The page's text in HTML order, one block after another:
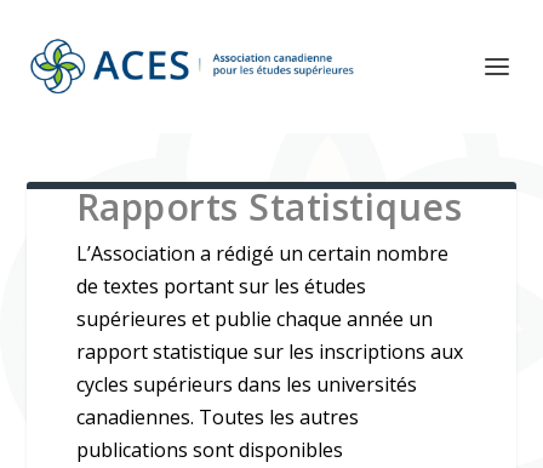
Rapports Statistiques
L’Association a rédigé un certain nombre
de textes portant sur les études
supérieures et publie chaque année un
rapport statistique sur les inscriptions aux
cycles supérieurs dans les universités
canadiennes. Toutes les autres
publications sont disponibles